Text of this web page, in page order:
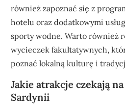
również zapoznać się z
hotelu oraz dodatkowymi
sporty wodne. Warto również
wycieczek fakultatywnych,
poznać lokalną kulturę i
Jakie atrakcje czekają
Sardynii